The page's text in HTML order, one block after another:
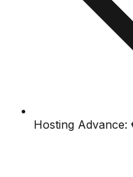
Hosting Advance: